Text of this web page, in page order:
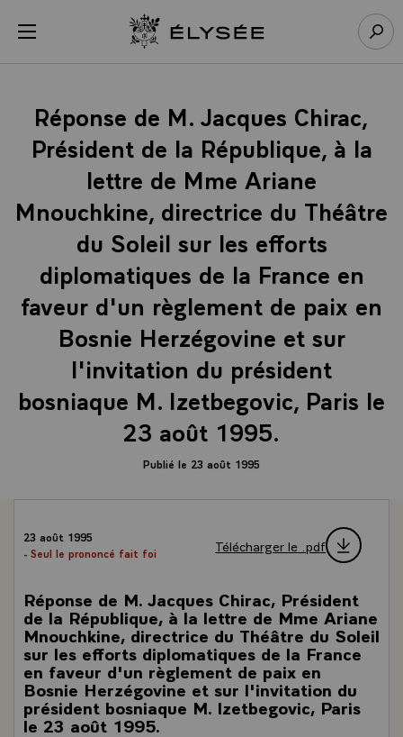
menu Retour à l’accueil Élysée
Réponse de M. Jacques Chirac,
Président de la République, à la
lettre de Mme Ariane
Mnouchkine, directrice du Théâtre
du Soleil sur les efforts
diplomatiques de la France en
faveur d'un règlement de paix en
Bosnie Herzégovine et sur
l'invitation du président
bosniaque M. Izetbegovic, Paris le
23 août 1995.
Publié le 23 août 1995
23 août 1995
- Seul le prononcé fait foi
Télécharger le .pdf
Réponse de M. Jacques Chirac, Président
de la République, à la lettre de Mme Ariane
Mnouchkine, directrice du Théâtre du Soleil
sur les efforts diplomatiques de la France
en faveur d'un règlement de paix en
Bosnie Herzégovine et sur l'invitation du
président bosniaque M. Izetbegovic, Paris
le 23 août 1995.
Panneau de gestion des cookies